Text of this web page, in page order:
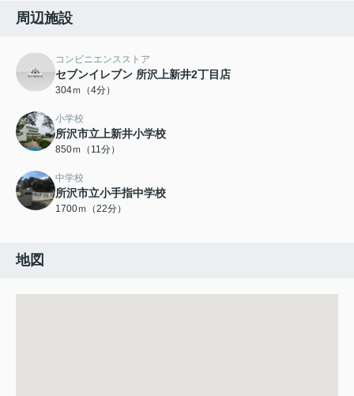
周辺施設
コンビニエンスストア
セブンイレブン 所沢上新井2丁目店
304ｍ（4分）
小学校
所沢市立上新井小学校
850ｍ（11分）
中学校
所沢市立小手指中学校
1700ｍ（22分）
地図